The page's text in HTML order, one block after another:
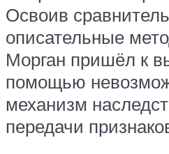
Освоив
описательные
Морган пришёл к
помощью
механизм
передачи